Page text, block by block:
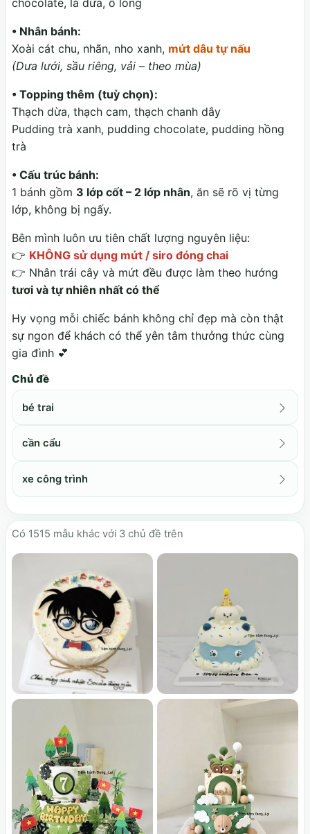
chocolate, lá dứa, ô long
• Nhân bánh:
Xoài cát chu, nhãn, nho xanh, mứt dâu tự nấu
(Dưa lưới, sầu riêng, vải – theo mùa)
• Topping thêm (tuỳ chọn):
Thạch dừa, thạch cam, thạch chanh dây
Pudding trà xanh, pudding chocolate, pudding hồng
trà
• Cấu trúc bánh:
1 bánh gồm 3 lớp cốt – 2 lớp nhân, ăn sẽ rõ vị từng
lớp, không bị ngấy.
Bên mình luôn ưu tiên chất lượng nguyên liệu:
👉 KHÔNG sử dụng mứt / siro đóng chai
👉 Nhân trái cây và mứt đều được làm theo hướng
tươi và tự nhiên nhất có thể
Hy vọng mỗi chiếc bánh không chỉ đẹp mà còn thật
sự ngon để khách có thể yên tâm thưởng thức cùng
gia đình 💕
Chủ đề
bé trai
cần cẩu
xe công trình
Có 1515 mẫu khác với 3 chủ đề trên